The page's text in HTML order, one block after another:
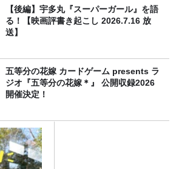
【後編】宇多丸『スーパーガール』を語
る！【映画評書き起こし 2026.7.16 放
送】
五等分の花嫁 カードゲーム presents ラ
ジオ『五等分の花嫁＊』 公開収録2026
開催決定！